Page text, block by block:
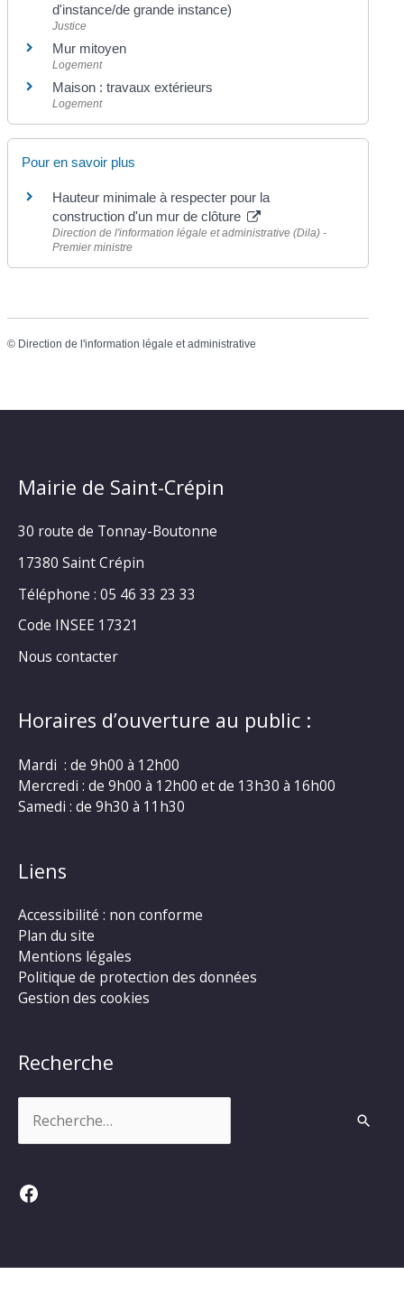
d'instance/de grande instance)
Justice
Mur mitoyen
Logement
Maison : travaux extérieurs
Logement
Pour en savoir plus
Hauteur minimale à respecter pour la
construction d'un mur de clôture
Direction de l'information légale et administrative (Dila) -
Premier ministre
© Direction de l'information légale et administrative
Mairie de Saint-Crépin
30 route de Tonnay-Boutonne
17380 Saint Crépin
Téléphone : 05 46 33 23 33
Code INSEE 17321
Nous contacter
Horaires d’ouverture au public :
Mardi : de 9h00 à 12h00
Mercredi : de 9h00 à 12h00 et de 13h30 à 16h00
Samedi : de 9h30 à 11h30
Liens
Accessibilité : non conforme
Plan du site
Mentions légales
Politique de protection des données
Gestion des cookies
Recherche
Facebook